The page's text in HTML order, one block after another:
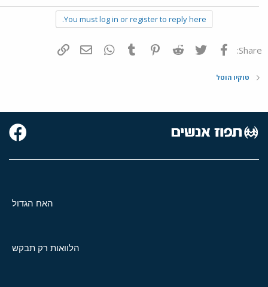
You must log in or register to reply here.
Share: פייסבוק Twitter
Reddit
Pinterest
Tumblr
WhatsAppדואר אלקטרוני
טוקיו הוטל
האח הגדול
הלוואות רק תבקש